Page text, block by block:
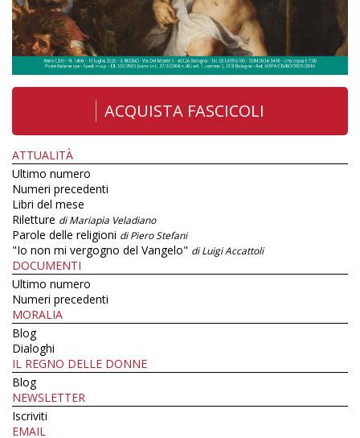
ACQUISTA FASCICOLI
ATTUALITÀ
Ultimo numero
Numeri precedenti
Libri del mese
Riletture di Mariapia Veladiano
Parole delle religioni di Piero Stefani
"Io non mi vergogno del Vangelo" di Luigi Accattoli
DOCUMENTI
Ultimo numero
Numeri precedenti
MORALIA
Blog
Dialoghi
IL REGNO DELLE DONNE
Blog
NEWSLETTER
Iscriviti
EMAIL